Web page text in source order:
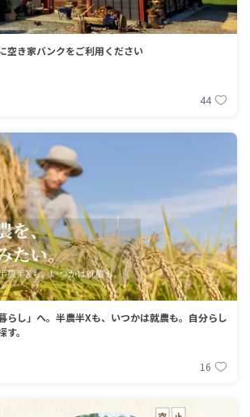
空き家バンクをご利用ください
44
らし」へ。半農半Xも、いつかは就農も。自分らし
。
16